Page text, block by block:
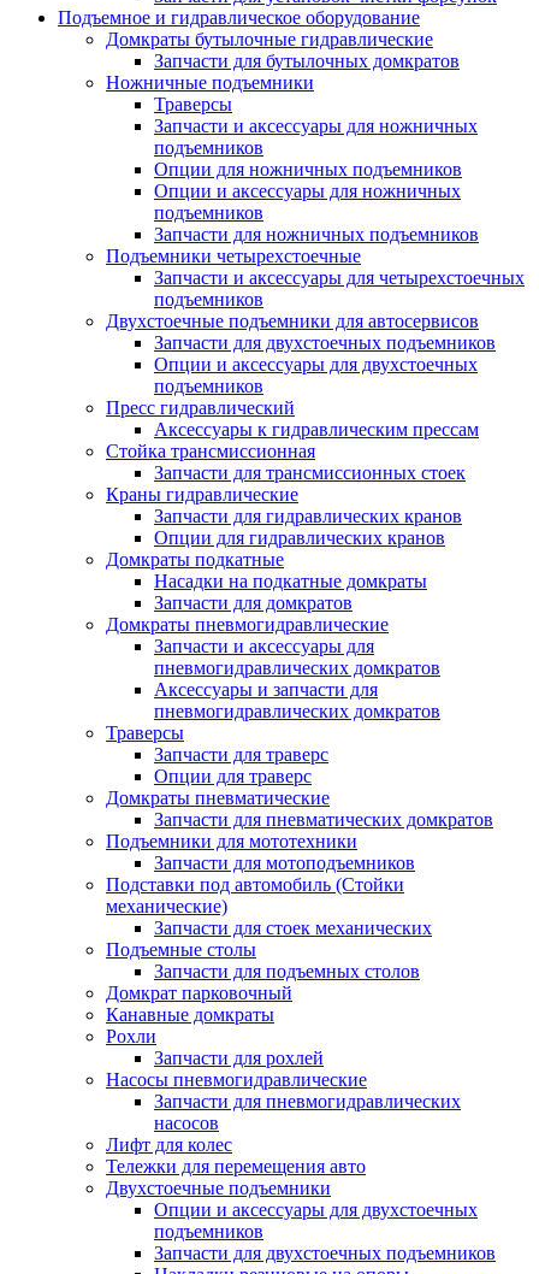
Подъемное и гидравлическое оборудование
Домкраты бутылочные гидравлические
Запчасти для бутылочных домкратов
Ножничные подъемники
Траверсы
Запчасти и аксессуары для ножничных
подъемников
Опции для ножничных подъемников
Опции и аксессуары для ножничных
подъемников
Запчасти для ножничных подъемников
Подъемники четырехстоечные
Запчасти и аксессуары для четырехстоечных
подъемников
Двухстоечные подъемники для автосервисов
Запчасти для двухстоечных подъемников
Опции и аксессуары для двухстоечных
подъемников
Пресс гидравлический
Аксессуары к гидравлическим прессам
Стойка трансмиссионная
Запчасти для трансмиссионных стоек
Краны гидравлические
Запчасти для гидравлических кранов
Опции для гидравлических кранов
Домкраты подкатные
Насадки на подкатные домкраты
Запчасти для домкратов
Домкраты пневмогидравлические
Запчасти и аксессуары для
пневмогидравлических домкратов
Аксессуары и запчасти для
пневмогидравлических домкратов
Траверсы
Запчасти для траверс
Опции для траверс
Домкраты пневматические
Запчасти для пневматических домкратов
Подъемники для мототехники
Запчасти для мотоподъемников
Подставки под автомобиль (Стойки
механические)
Запчасти для стоек механических
Подъемные столы
Запчасти для подъемных столов
Домкрат парковочный
Канавные домкраты
Рохли
Запчасти для рохлей
Насосы пневмогидравлические
Запчасти для пневмогидравлических
насосов
Лифт для колес
Тележки для перемещения авто
Двухстоечные подъемники
Опции и аксессуары для двухстоечных
подъемников
Запчасти для двухстоечных подъемников